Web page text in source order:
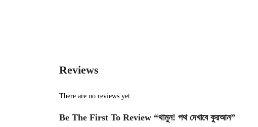
Reviews
There are no reviews yet.
Be The First To Review “থামুন! পথ দেখাবে কুরআন”